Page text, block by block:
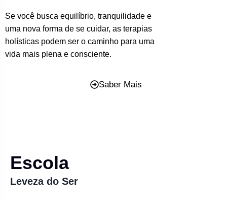
Se você busca equilíbrio, tranquilidade e
uma nova forma de se cuidar, as terapias
holísticas podem ser o caminho para uma
vida mais plena e consciente.
Saber Mais
Escola
Leveza do Ser